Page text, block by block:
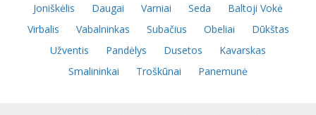
Joniškėlis
Daugai Varniai Seda
Baltoji Vokė
Virbalis
Vabalninkas Subačius Obeliai
Dūkštas
Užventis
Pandėlys Dusetos
Kavarskas
Smalininkai
Troškūnai Panemunė